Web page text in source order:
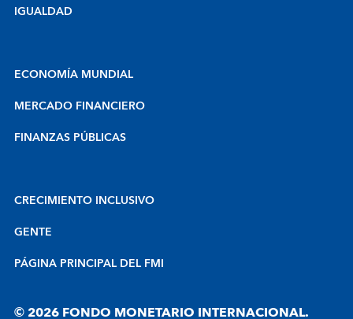
IGUALDAD
ECONOMÍA MUNDIAL
MERCADO FINANCIERO
FINANZAS PÚBLICAS
CRECIMIENTO INCLUSIVO
GENTE
PÁGINA PRINCIPAL DEL FMI
© 2026 FONDO MONETARIO INTERNACIONAL.